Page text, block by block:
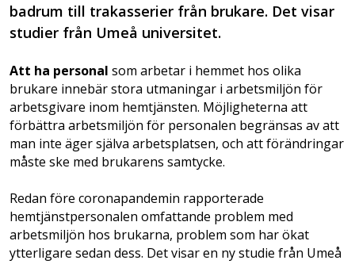
badrum till trakasserier från brukare. Det visar
studier från Umeå universitet.
Att ha personal som arbetar i hemmet hos olika
brukare innebär stora utmaningar i arbetsmiljön för
arbetsgivare inom hemtjänsten. Möjligheterna att
förbättra arbetsmiljön för personalen begränsas av att
man inte äger själva arbetsplatsen, och att förändringar
måste ske med brukarens samtycke.
Redan före coronapandemin rapporterade
hemtjänstpersonalen omfattande problem med
arbetsmiljön hos brukarna, problem som har ökat
ytterligare sedan dess. Det visar en ny studie från Umeå